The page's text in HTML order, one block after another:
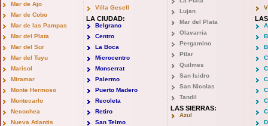
Mar de Ajo
Mar de Cobo
Mar de las Pampas
Mar del Plata
Mar del Sur
Mar del Tuyu
Marisol
Miramar
Monte Hermoso
Montecarlo
Necochea
Nueva Atlantis
Villa Gesell
LA CIUDAD:
Belgrano
Centro
La Boca
Microcentro
Monserrat
Palermo
Puerto Madero
Recoleta
Retiro
San Telmo
Lujan
Mar del Plata
Olavarria
Pergamino
Pilar
Quilmes
San Isidro
San Nicolas
Tandil
LAS SIERRAS:
Azul